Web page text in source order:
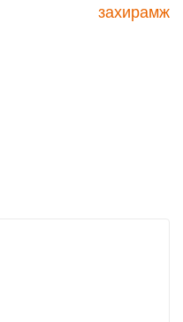
захирамж